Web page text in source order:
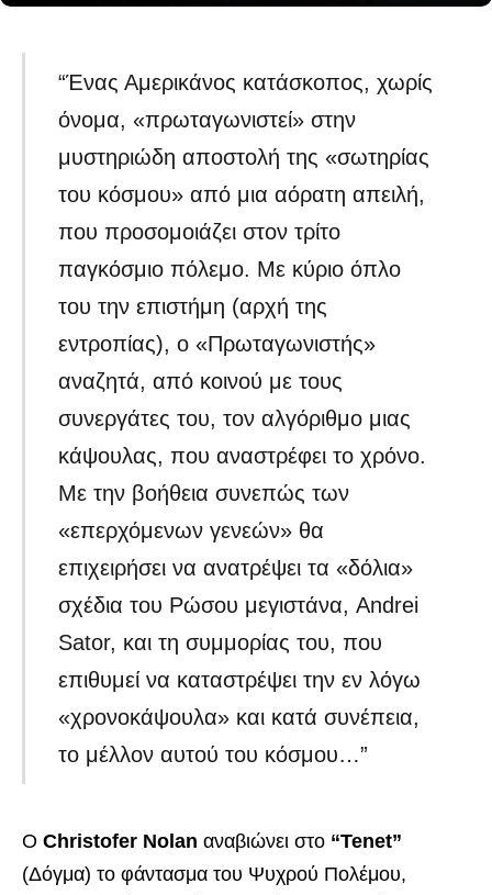
“Ένας Αμερικάνος κατάσκοπος, χωρίς
όνομα, «πρωταγωνιστεί» στην
μυστηριώδη αποστολή της «σωτηρίας
του κόσμου» από μια αόρατη απειλή,
που προσομοιάζει στον τρίτο
παγκόσμιο πόλεμο. Με κύριο όπλο
του την επιστήμη (αρχή της
εντροπίας), ο «Πρωταγωνιστής»
αναζητά, από κοινού με τους
συνεργάτες του, τον αλγόριθμο μιας
κάψουλας, που αναστρέφει το χρόνο.
Με την βοήθεια συνεπώς των
«επερχόμενων γενεών» θα
επιχειρήσει να ανατρέψει τα «δόλια»
σχέδια του Ρώσου μεγιστάνα, Andrei
Sator, και τη συμμορίας του, που
επιθυμεί να καταστρέψει την εν λόγω
«χρονοκάψουλα» και κατά συνέπεια,
το μέλλον αυτού του κόσμου…”
Ο Christofer Nolan αναβιώνει στο “Tenet”
(Δόγμα) το φάντασμα του Ψυχρού Πολέμου,